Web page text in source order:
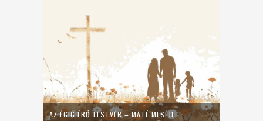
AZ ÉGIG ÉRŐ TESTVÉR – MÁTÉ MESÉJE